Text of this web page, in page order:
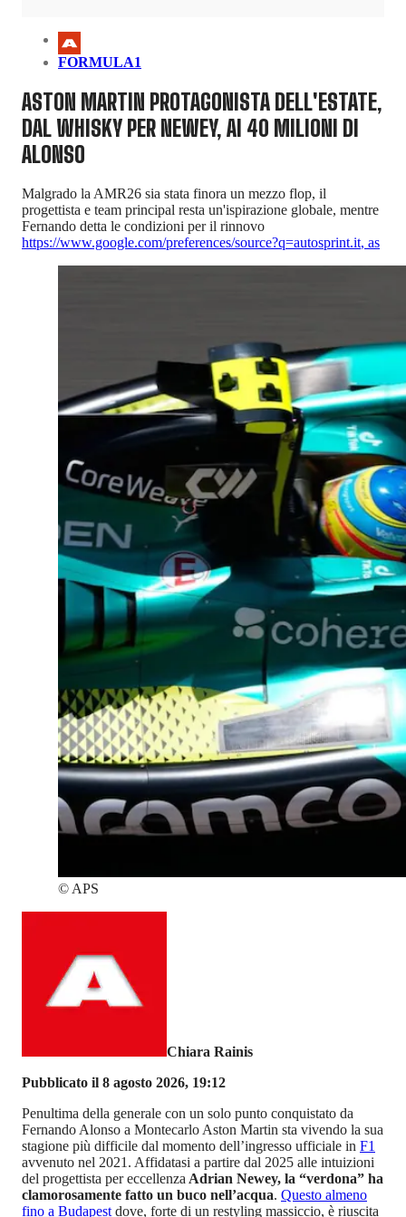
FORMULA1
ASTON MARTIN PROTAGONISTA DELL'ESTATE,
DAL WHISKY PER NEWEY, AI 40 MILIONI DI
ALONSO
Malgrado la AMR26 sia stata finora un mezzo flop, il
progettista e team principal resta un'ispirazione globale, mentre
Fernando detta le condizioni per il rinnovo
https://www.google.com/preferences/source?q=autosprint.it, as
© APS
Chiara Rainis
Pubblicato il 8 agosto 2026, 19:12
Penultima della generale con un solo punto conquistato da
Fernando Alonso a Montecarlo Aston Martin sta vivendo la sua
stagione più difficile dal momento dell’ingresso ufficiale in F1
avvenuto nel 2021. Affidatasi a partire dal 2025 alle intuizioni
del progettista per eccellenza Adrian Newey, la “verdona” ha
clamorosamente fatto un buco nell’acqua. Questo almeno
fino a Budapest dove, forte di un restyling massiccio, è riuscita